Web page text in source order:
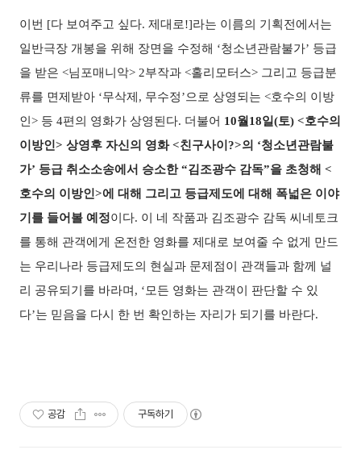
이번 [다 보여주고 싶다. 제대로!]라는 이름의 기획전에서는
일반극장 개봉을 위해 장면을 수정해 ‘청소년관람불가’ 등급
을 받은 <님포매니악> 2부작과 <홀리모터스> 그리고 등급분
류를 면제받아 ‘무삭제, 무수정’으로 상영되는 <호수의 이방
인> 등 4편의 영화가 상영된다. 더불어 10월18일(토) <호수의
이방인> 상영후 자신의 영화 <친구사이?>의 ‘청소년관람불
가’ 등급 취소소송에서 승소한 “김조광수 감독”을 초청해 <
호수의 이방인>에 대해 그리고 등급제도에 대해 폭넓은 이야
기를 들어볼 예정이다. 이 네 작품과 김조광수 감독 씨네토크
를 통해 관객에게 온전한 영화를 제대로 보여줄 수 없게 만드
는 우리나라 등급제도의 현실과 문제점이 관객들과 함께 널
리 공유되기를 바라며, ‘모든 영화는 관객이 판단할 수 있
다’는 믿음을 다시 한 번 확인하는 자리가 되기를 바란다.
공감 구독하기